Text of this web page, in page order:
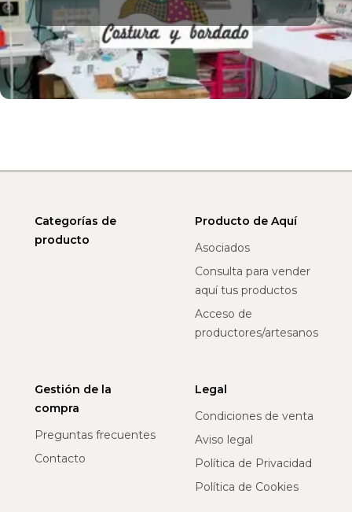
Categorías de
producto
Producto de Aquí
Asociados
Consulta para vender
aquí tus productos
Acceso de
productores/artesanos
Gestión de la
compra
Preguntas frecuentes
Contacto
Legal
Condiciones de venta
Aviso legal
Política de Privacidad
Política de Cookies